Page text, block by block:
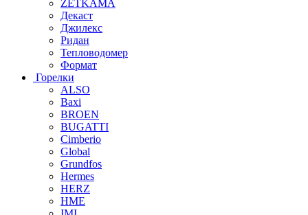
ZETKAMA
Декаст
Джилекс
Ридан
Тепловодомер
Формат
Горелки
ALSO
Baxi
BROEN
BUGATTI
Cimberio
Global
Grundfos
Hermes
HERZ
HME